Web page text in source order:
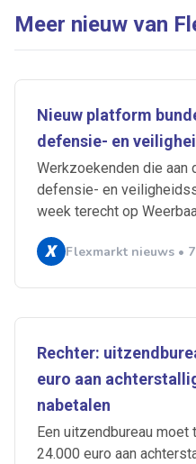
Meer nieuw van
Nieuw platform
defensie- en
Werkzoekenden die aan
defensie- en
week terecht op
Flexmarkt nieuws •
Rechter:
euro aan
nabetalen
Een uitzendbureau
24.000 euro aan